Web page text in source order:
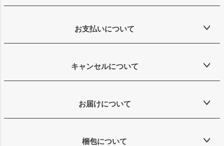
お支払いについて
キャンセルについて
お届けについて
梱包について